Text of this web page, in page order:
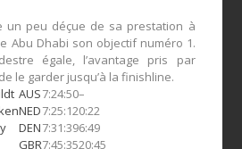
un peu déçue de sa prestation à
Abu Dhabi son objectif numéro 1.
égale, l’avantage pris par
le garder jusqu’à la finishline.
AUS7:24:50–
NED7:25:120:22
DEN7:31:396:49
GBR7:45:3520:45